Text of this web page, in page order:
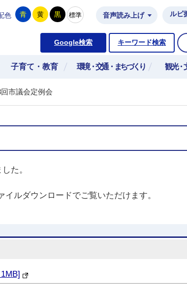
ムページ
色 青 黄 黒 標準 音声読み上げ ルビ
Google検索 キーワード検索
子育て・教育 環境・交通・まちづくり 観光・
市議会定例会
た。
ルダウンロードでご覧いただけます。